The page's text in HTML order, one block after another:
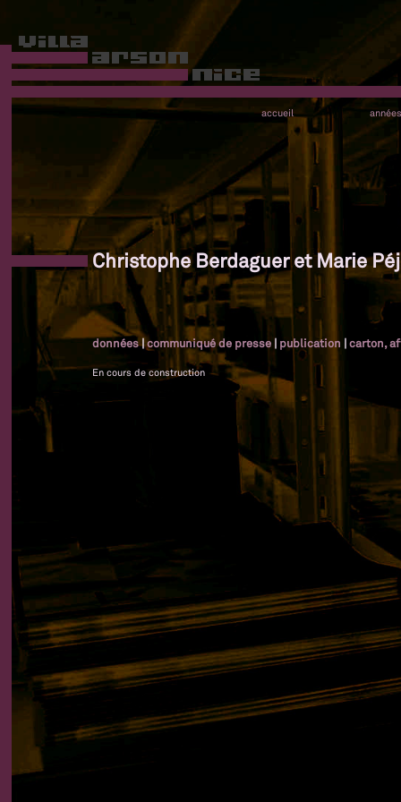
accueil années
Christophe Berdaguer et Marie
données|communiqué de presse | publication |carton,
En cours de construction